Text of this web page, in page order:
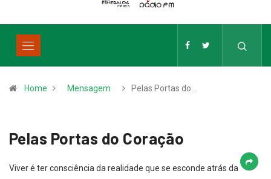
Home Mensagem Pelas Portas do…
Pelas Portas do Coração
Viver é ter consciência da realidade que se esconde atrás da